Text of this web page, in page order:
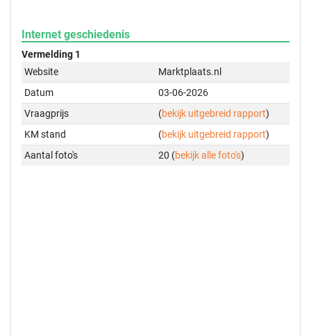
Internet geschiedenis
Vermelding 1
Website
Marktplaats.nl
Datum
03-06-2026
Vraagprijs
(bekijk uitgebreid rapport)
KM stand
(bekijk uitgebreid rapport)
Aantal foto's
20 (bekijk alle foto's)